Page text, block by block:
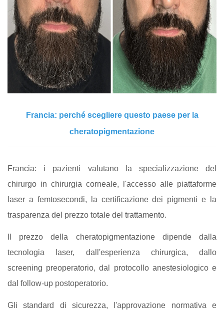
Francia: perché scegliere questo paese per la
cheratopigmentazione
Francia: i pazienti valutano la specializzazione del
chirurgo in chirurgia corneale, l'accesso alle piattaforme
laser a femtosecondi, la certificazione dei pigmenti e la
trasparenza del prezzo totale del trattamento.
Il prezzo della cheratopigmentazione dipende dalla
tecnologia laser, dall'esperienza chirurgica, dallo
screening preoperatorio, dal protocollo anestesiologico e
dal follow-up postoperatorio.
Gli standard di sicurezza, l'approvazione normativa e